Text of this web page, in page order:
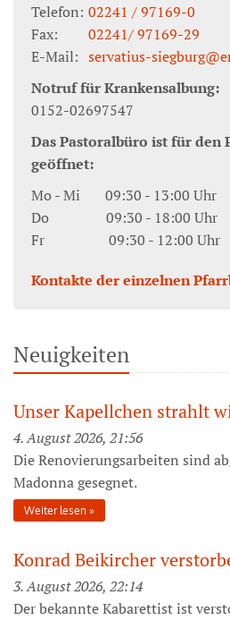
Telefon: 02241 / 97169-0
Fax:
02241/ 97169-29
E-Mail: servatius-
Notruf für Krankensalbung:
0152-02697547
Das Pastoralbüro ist für den
geöffnet:
Mo - Mi 09:30 - 13:00 Uhr
Do 09:30 - 18:00 Uhr
Fr 09:30 - 12:00 Uhr
Kontakte der einzelnen
Neuigkeiten
Unser Kapellchen strahlt
4. August 2026, 21:56
Die Renovierungsarbeiten sind
Madonna gesegnet.
Weiter lesen
Konrad Beikircher
3. August 2026, 22:14
Der bekannte Kabarettist ist